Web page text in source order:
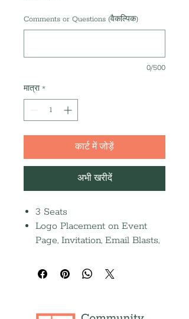
Comments or Questions (वैकल्पिक)
0/500
मात्रा *
कार्ट में जोड़ें
अभी खरीदें
3 Seats
Logo Placement on Event
Page, Invitation, Email Blasts,
Screen
Recognition in the 2026